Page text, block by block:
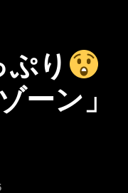
り
ーン」